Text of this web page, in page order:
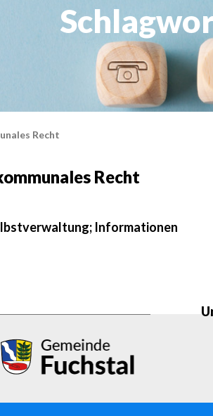
Recht
Recht
Informationen